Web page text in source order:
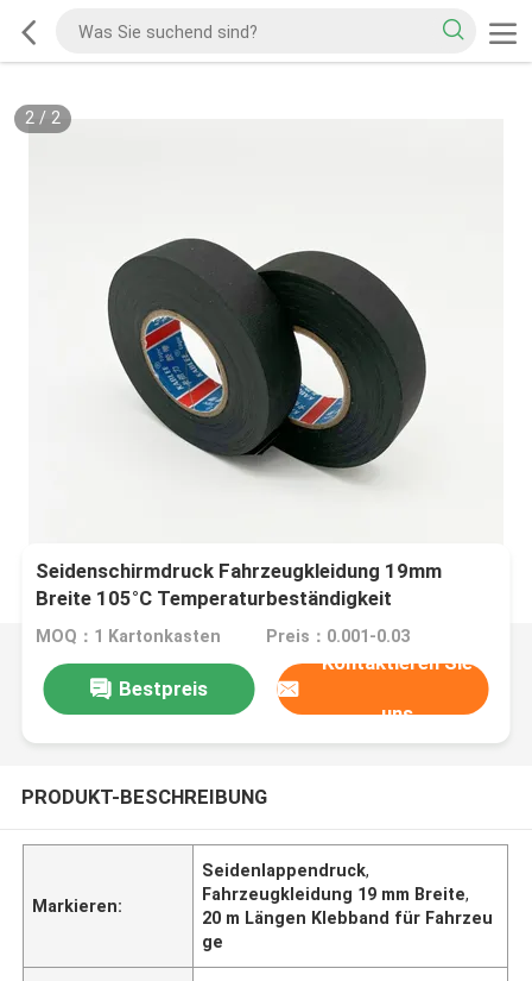
2/ 2
Seidenschirmdruck Fahrzeugkleidung 19mm
Breite 105°C Temperaturbeständigkeit
MOQ：1 Kartonkasten Preis：0.001-0.03
Bestpreis
Kontaktieren Sie
uns
PRODUKT-BESCHREIBUNG
Markieren:
Seidenlappendruck,
Fahrzeugkleidung 19 mm Breite,
20 m Längen Klebband für Fahrzeu
ge